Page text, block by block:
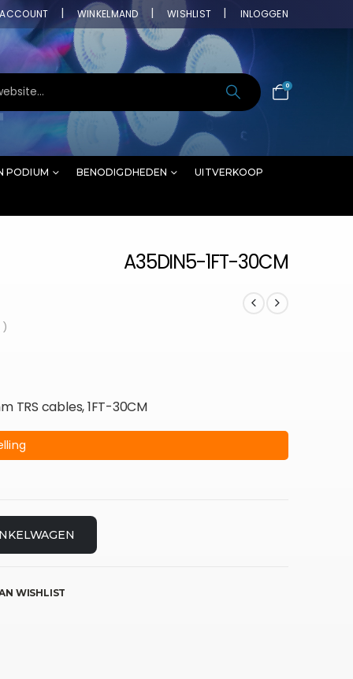
ACCOUNT WINKELMAND WISHLIST INLOGGEN
0
PODIUM BENODIGDHEDEN UITVERKOOP
A35DIN5-1FT-30CM
)
TRS cables, 1FT-30CM
WISHLIST